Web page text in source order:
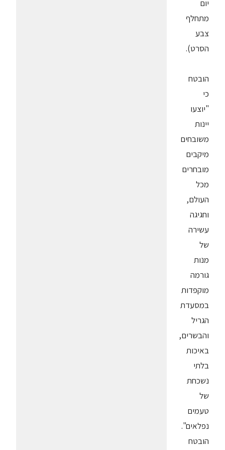
יום
מתחלף
צבע
הסרט).
הובטח
כי
"יוצעו
יינות
משובחים
מיקבים
מובחרים
מכל
העולם,
וחגיגה
עשירה
של
מנות
גורמה
מוקפדות
במסעדת
הגריל
והבשרים,
באיכות
בלתי
נשכחת
של
טעמים
נפלאים".
הובטח